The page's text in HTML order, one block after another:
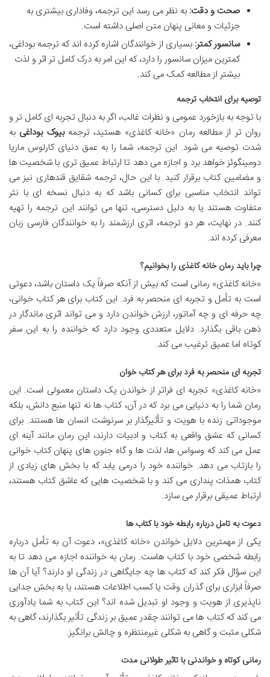
صحت و دقت: به نظر می رسد این ترجمه، وفاداری بیشتری به
جزئیات و معانی پنهان متن اصلی داشته است.
سانسور کمتر: بسیاری از خوانندگان اشاره کرده اند که ترجمه بوداغی،
کمترین میزان سانسور را دارد، که این امر به درک کامل تر اثر و لذت
بیشتر از مطالعه کمک می کند.
توصیه برای انتخاب ترجمه
با توجه به بازخورد عمومی و نظرات غالب، اگر به دنبال تجربه ای کامل تر و
روان تر از مطالعه رمان «خانه کاغذی» هستید، ترجمهبیوک بوداغی به
شدت توصیه می شود. این ترجمه، شما را به عمق دنیای کارلوس ماریا
دومینگوئز خواهد برد و اجازه می دهد تا ارتباط عمیق تری با شخصیت ها
و مضامین کتاب برقرار کنید. با این حال، ترجمه شقایق قندهاری نیز می
تواند انتخاب مناسبی برای کسانی باشد که به دنبال نسخه ای با نثر
متفاوت هستند یا به دلیل دسترسی، تنها می توانند این ترجمه را تهیه
کنند. در نهایت، هر دو ترجمه، اثری ارزشمند را به خوانندگان فارسی زبان
معرفی کرده اند.
چرا باید رمان خانه کاغذی را بخوانیم؟
«خانه کاغذی» رمانی است که بیش از آنکه صرفاً یک داستان باشد، دعوتی
است به تأمل و تجربه ای منحصر به فرد. این کتاب برای هر کتاب خوانی،
چه حرفه ای و چه آماتور، ارزش خواندن دارد و می تواند اثری ماندگار در
ذهن باقی بگذارد. دلایل متعددی وجود دارد که خواننده را به این سفر
کوتاه اما عمیق ترغیب می کند.
تجربه ای منحصر به فرد برای هر کتاب خوان
«خانه کاغذی» تجربه ای فراتر از خواندن یک داستان معمولی است. این
رمان شما را به دنیایی می برد که در آن، کتاب ها نه تنها منبع دانش، بلکه
موجوداتی زنده با هویت و تأثیرگذار بر سرنوشت انسان ها هستند. برای
کسانی که عشق واقعی به کتاب و ادبیات دارند، این رمان مانند آینه ای
عمل می کند که وسواس ها، لذت ها و گاه جنون های پنهان کتاب خوانی
را بازتاب می دهد. خواننده خود را درمی یابد که با بخش های زیادی از
کتاب همذات پنداری می کند و با شخصیت هایی که عاشق کتاب هستند،
ارتباط عمیقی برقرار می سازد.
دعوت به تامل درباره رابطه خود با کتاب ها
یکی از مهمترین دلایل خواندن «خانه کاغذی»، دعوت آن به تأمل درباره
رابطه شخصی خود با کتاب هاست. رمان به خواننده اجازه می دهد تا به
این سؤال فکر کند که کتاب ها چه جایگاهی در زندگی او دارند؟ آیا آن ها
صرفاً ابزاری برای گذران وقت یا کسب اطلاعات هستند، یا به بخش جدایی
ناپذیری از هویت و وجود او تبدیل شده اند؟ این کتاب به شما یادآوری
می کند که کتاب ها می توانند چقدر عمیق بر زندگی تأثیر بگذارند، گاهی به
شکلی مثبت و گاهی به شکلی غیرمنتظره و چالش برانگیز.
رمانی کوتاه و خواندنی با تاثیر طولانی مدت